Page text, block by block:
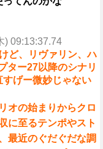
) 09:13:37.74
ど、リヴァリン、ハ
ター27以降のシナリ
げー微妙じゃない
オの始まりからクロ
に至るテンポやスト
最近のぐだぐだな調